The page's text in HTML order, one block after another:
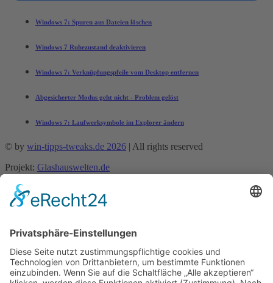
Windows 7: Spuren aus Dateien löschen
Windows 7 Ruhezustand deaktivieren
Windows 7: Verknüpfungspfeile vom Desktop entfernen
Abgesicherter Modus geht nicht - Problem gelöst
Windows 7: Laufwerksymbole im Explorer ändern
© by win-tipps-tweaks.de 2026 | All rights reserved
Projekt: Glashauswelten.de
Mobile Menu Toggle
Excel
Outlook
Powerpoint
Allgemein